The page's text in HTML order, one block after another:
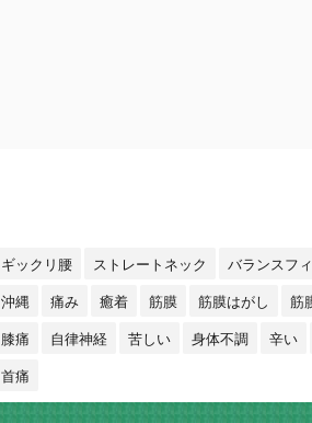
ギックリ腰 ストレートネック バランスフ
沖縄
痛み 癒着 筋膜 筋膜はがし 筋
膝痛
自律神経 苦しい 身体不調 辛い
首痛